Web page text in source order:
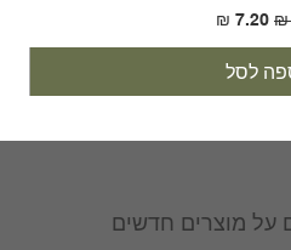
מחיר מבצע
לסל
על מוצרים חדשים